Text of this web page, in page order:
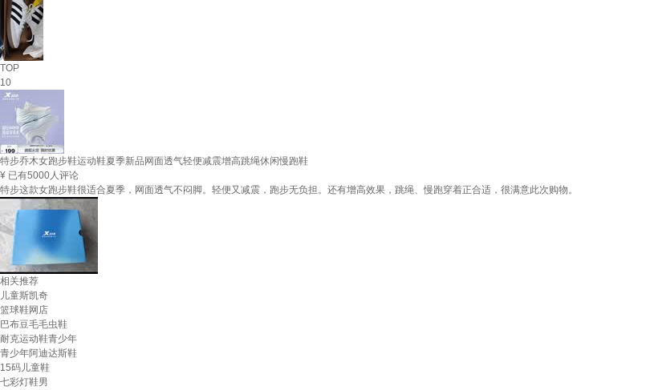
TOP
10
特步乔木女跑步鞋运动鞋夏季新品网面透气轻便减震增高跳绳休闲慢跑鞋
¥ 已有5000人评论
特步这款女跑步鞋很适合夏季，网面透气不闷脚。轻便又减震，跑步无负担。还有增高效果，跳绳、慢跑穿着正合适，很满意此次购物。
相关推荐
儿童斯凯奇
篮球鞋网店
巴布豆毛毛虫鞋
耐克运动鞋青少年
青少年阿迪达斯鞋
15码儿童鞋
七彩灯鞋男